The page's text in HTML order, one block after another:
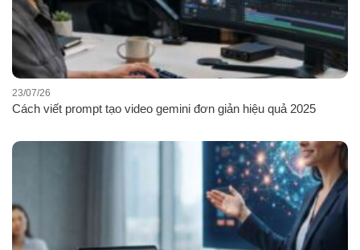
Cách viết prompt tạo video gemini đơn giản hiệu quả 2025
23/07/26